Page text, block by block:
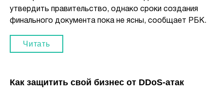
утвердить правительство, однако сроки создания
финального документа пока не ясны, сообщает РБК.
Читать
Как защитить свой бизнес от DDoS-атак